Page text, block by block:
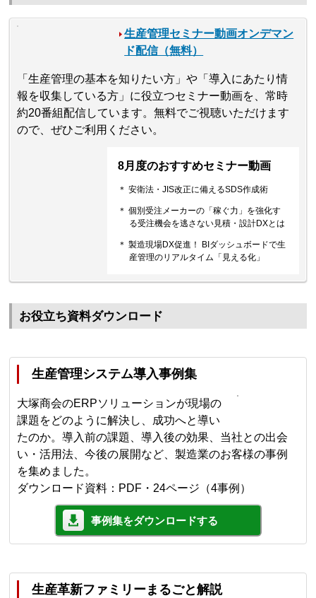
生産管理セミナー動画オンデマン
ド配信（無料）
「生産管理の基本を知りたい方」や「導入にあたり情
報を収集している方」に役立つセミナー動画を、常時
約20番組配信しています。無料でご視聴いただけます
ので、ぜひご利用ください。
8月度のおすすめセミナー動画
＊ 安衛法・JIS改正に備えるSDS作成術
＊ 個別受注メーカーの「稼ぐ力」を強化す
る受注機会を逃さない見積・設計DXとは
＊ 製造現場DX促進！ BIダッシュボードで生
産管理のリアルタイム「見える化」
お役立ち資料ダウンロード
生産管理システム導入事例集
大塚商会のERPソリューションが現場の
課題をどのように解決し、成功へと導い
たのか。導入前の課題、導入後の効果、当社との出会
い・活用法、今後の展開など、製造業のお客様の事例
を集めました。
ダウンロード資料：PDF・24ページ（4事例）
事例集をダウンロードする
生産革新ファミリーまるごと解説